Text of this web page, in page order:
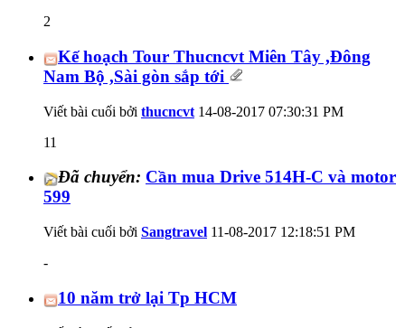
2
Kế hoạch Tour Thucncvt Miên Tây ,Đông
Nam Bộ ,Sài gòn sắp tới
Viết bài cuối bởi thucncvt 14-08-2017 07:30:31 PM
11
Đã chuyển: Cần mua Drive 514H-C và motor
599
Viết bài cuối bởi Sangtravel 11-08-2017 12:18:51 PM
-
10 năm trở lại Tp HCM